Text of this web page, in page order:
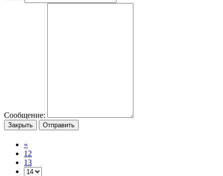
Сообщение:
Закрыть Отправить
«
12
13